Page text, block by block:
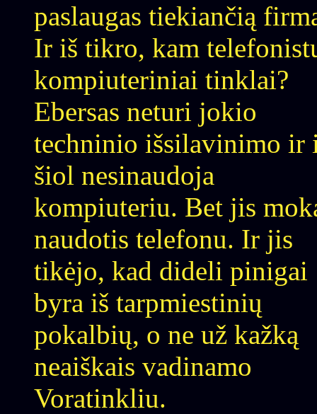
paslaugas tiekiančią
Ir iš tikro, kam
kompiuteriniai tinklai?
Ebersas neturi jokio
techninio išsilavinimo ir
šiol nesinaudoja
kompiuteriu. Bet jis
naudotis telefonu. Ir jis
tikėjo, kad dideli pinigai
byra iš tarpmiestinių
pokalbių, o ne už kažką
neaiškais vadinamo
Voratinkliu.